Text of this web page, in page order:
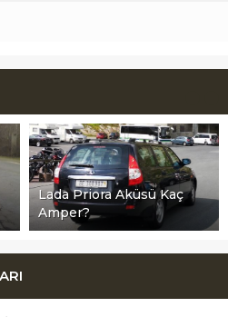
Lada Priora Aküsü Kaç
Amper?